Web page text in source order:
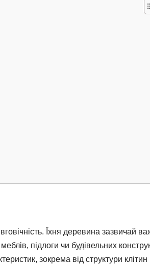
Їхня деревина зазвичай
підлоги чи будівельних
зокрема від структури клітин